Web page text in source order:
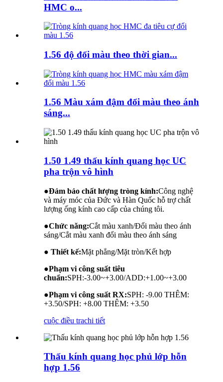
HMC o...
1.56 độ đổi màu theo thời gian...
1.56 Màu xám đậm đổi màu theo ánh
sáng...
1.50 1.49 thấu kính quang học UC
pha trộn vô hình
●Đảm bảo chất lượng tròng kính:Công nghệ
và máy móc của Đức và Hàn Quốc hỗ trợ chất
lượng ống kính cao cấp của chúng tôi.
●Chức năng:Cắt màu xanh/Đổi màu theo ánh
sáng/Cắt màu xanh đổi màu theo ánh sáng
● Thiết kế:Mặt phẳng/Mặt tròn/Kết hợp
●Phạm vi công suất tiêu
chuẩn:SPH:-3.00~+3.00/ADD:+1.00~+3.00
●Phạm vi công suất RX:SPH: -9.00 THÊM:
+3.50/SPH: +8.00 THÊM: +3.50
cuộc điều trachi tiết
Thấu kính quang học phủ lớp hỗn
hợp 1.56